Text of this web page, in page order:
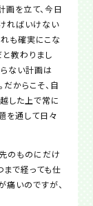
画を立て、今日
ればいけない
も確実にこな
教わりまし
ない計画は
だからこそ、自
した上で常に
を通して日々
のものにだけ
で経っても仕
いのですが、